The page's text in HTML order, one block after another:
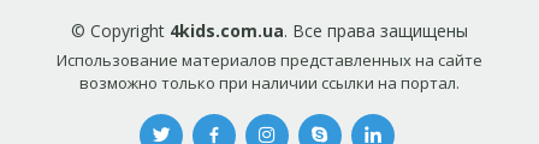
© Copyright 4kids.com.ua. Все права защищены
Использование материалов представленных на сайте
возможно только при наличии ссылки на портал.